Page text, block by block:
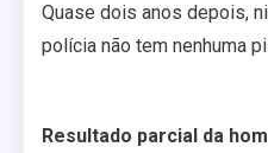
Quase dois anos depois,
polícia não tem nenhuma
Resultado parcial da